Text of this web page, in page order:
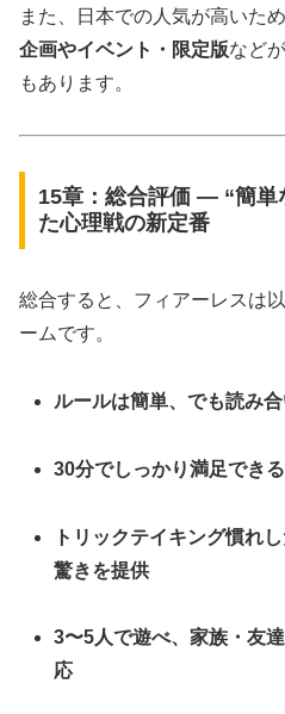
また、日本での人気が高いため
企画やイベント・限定版など
もあります。
15章：総合評価 ― “簡単
た心理戦の新定番
総合すると、フィアーレスは
ームです。
ルールは簡単、でも読み
30分でしっかり満足でき
トリックテイキング慣れ
驚きを提供
3〜5人で遊べ、家族・友
応